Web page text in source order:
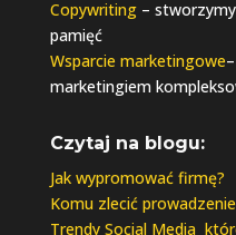
Copywriting–
pamięć
Wsparcie marketingowe
marketingiem
Czytaj na blogu:
Jak wypromować firmę?
Komu zlecić
Trendy Social Media